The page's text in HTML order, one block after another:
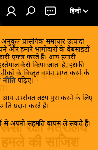
हिन्दी
प्रासंगिक समाचार उत्पादों
और हमारे भागीदारों के वेबसाइटों
एकत्र करते हैं। आप हमारी
कैसे किया जाता है, इसकी
के विस्तृत वर्णन प्राप्त करने के
पढ़िए।
उपरोक्त लक्ष्य पुरा करने के लिए
प्रदान करते हैं।
से अपनी सहमति वापस ले सकते हैं।
पर रूसी बोलनेवाली
के लिए फरवरी 2022
रक्षा मंत्रालय
की साजिश